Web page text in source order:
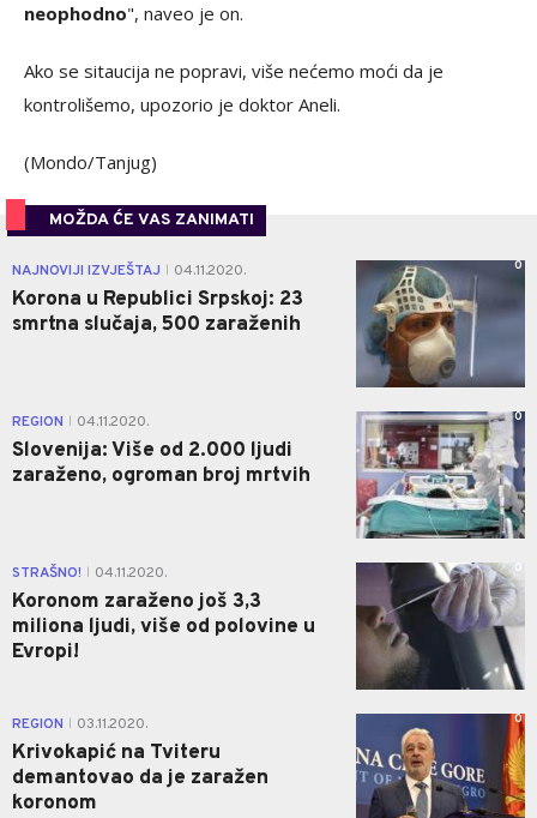
neophodno", naveo je on.
Ako se sitaucija ne popravi, više nećemo moći da je
kontrolišemo, upozorio je doktor Aneli.
(Mondo/Tanjug)
MOŽDA ĆE VAS ZANIMATI
NAJNOVIJI IZVJEŠTAJ 04.11.2020.
Korona u Republici Srpskoj: 23
smrtna slučaja, 500 zaraženih
0
REGION 04.11.2020.
Slovenija: Više od 2.000 ljudi
zaraženo, ogroman broj mrtvih
0
STRAŠNO! 04.11.2020.
Koronom zaraženo još 3,3
miliona ljudi, više od polovine u
Evropi!
0
REGION 03.11.2020.
Krivokapić na Tviteru
demantovao da je zaražen
koronom
0